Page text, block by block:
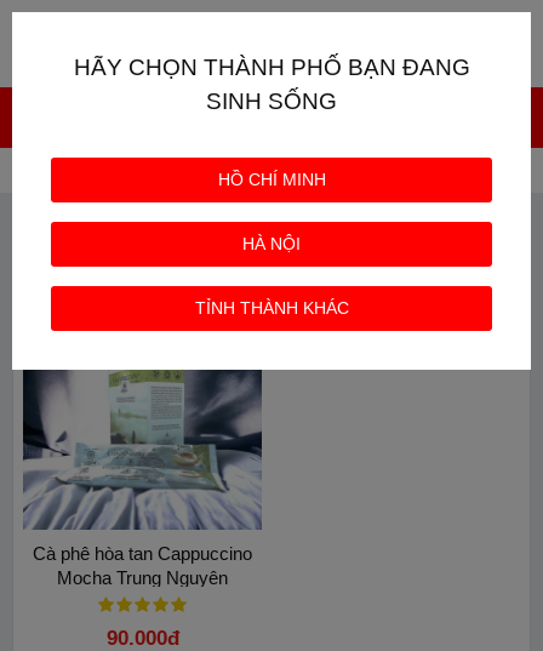
Từ khóa: G7 cappuccino Mocha
TỪ KHÓA: G7 CAPPUCCINO MOCHA
HOT
Cà phê hòa tan Cappuccino
Mocha Trung Nguyên
90.000đ
HÃY CHỌN THÀNH PHỐ BẠN ĐANG
SINH SỐNG
HỒ CHÍ MINH
HÀ NỘI
TỈNH THÀNH KHÁC